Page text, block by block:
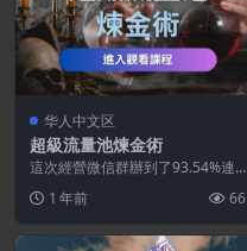
华人中文区
超級流量池煉金術
這次經營微信群辦到了93.54%連
率！！ 如果...
1 年前 66